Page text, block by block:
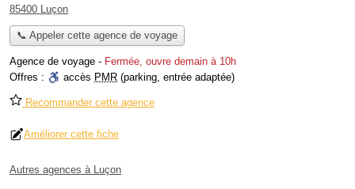
85400 Luçon
📞 Appeler cette agence de voyage
Agence de voyage - Fermée, ouvre demain à 10h
Offres :
accès PMR (parking, entrée adaptée)
Recommander cette agence
Améliorer cette fiche
Autres agences à Luçon